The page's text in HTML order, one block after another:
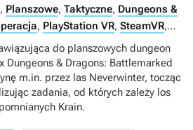
, Planszowe, Taktyczne, Dungeons &
, PlayStation VR, SteamVR,
(VR)
Multiplayer Singleplayer
Internet
do planszowych dungeon
Dungeons & Dragons: Battlemarked
m.in. przez las Neverwinter, tocząc
zadania, od których zależy los
Krain.